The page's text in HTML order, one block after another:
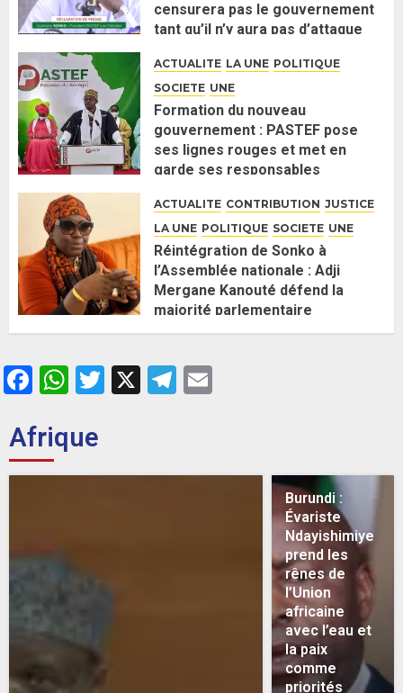
censurera pas le gouvernement
tant qu’il n’y aura pas d’attaque
2 JUIN 2026 0
ACTUALITE LA UNE POLITIQUE
SOCIETE UNE
Formation du nouveau
gouvernement : PASTEF pose
ses lignes rouges et met en
garde ses responsables
ACTUALITE CONTRIBUTION JUSTICE
LA UNE POLITIQUE SOCIETE UNE
Réintégration de Sonko à
l’Assemblée nationale : Adji
Mergane Kanouté défend la
majorité parlementaire
26 MAI 2026 0
Facebook
WhatsApp
Twitter
X Telegram
Afrique
Burundi :
Évariste
Ndayishimiye
prend les
rênes de
l’Union
africaine
avec l’eau et
la paix
comme
priorités